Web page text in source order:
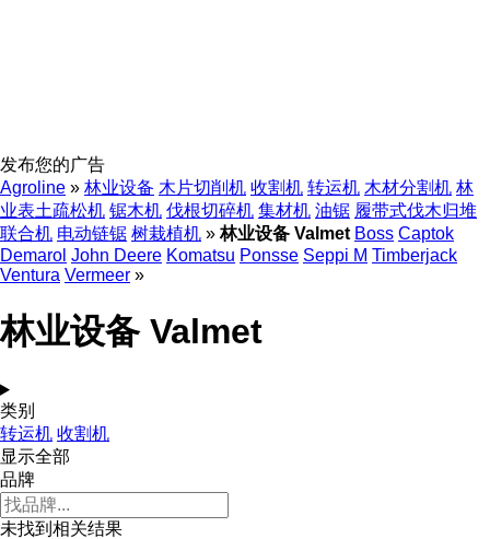
发布您的广告
Agroline » 林业设备 木片切削机 收割机 转运机 木材分割机 林
业表土疏松机 锯木机 伐根切碎机 集材机 油锯 履带式伐木归堆
联合机 电动链锯 树栽植机 » 林业设备 Valmet Boss Captok
Demarol John Deere Komatsu Ponsse Seppi M Timberjack
Ventura Vermeer »
林业设备 Valmet
类别
转运机 收割机
显示全部
品牌
未找到相关结果